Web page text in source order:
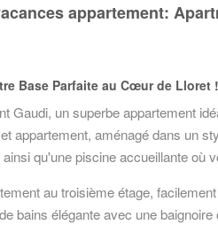
appartement:
Base Parfaite au Cœur de Lloret !
Gaudi, un superbe appartement
appartement, aménagé dans un
qu'une piscine accueillante où
au troisième étage,
bains élégante avec une